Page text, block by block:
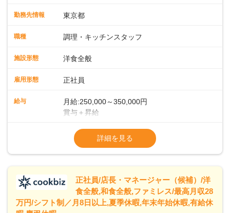
トできます。経験者は、これまでのスキルを活かして即戦力
うな流れ作業ではなく、一人ひとりが責任を持って料理に取
できます。また、20代・30代の若手や中堅スタッフにどんど
大きな特徴です。 ◆ライブキッチンでお客様を魅了！メニュ
ンを極めたベテラン。朝食・ランチの時間帯に、自家製の焼
きたてパンをメインとしたビュッフェスタイルでお客様をお
あり、お客様との距離が近い臨場感あふれる環境で、調理だ
けでなく演出スキルも身につけられます。さらに、将来的に
ァンを一緒に増やしていきましょう！
勤務先情報 東京都
職種 調理・キッチンスタッフ
施設形態 洋食全般
雇用形態 正社員
給与
月給:250,000～350,000円
賞与＋昇給
※試用期間 3ヶ月間あり（待遇変動なし）
※固定残業代15時間25,000円～を含む、超
詳細を見る
正社員/店長・マネージャー（候補）/洋
食全般,和食全般,ファミレス/最高月収28
万円/シフト制／月8日以上,夏季休暇,年末年始休暇,有給休